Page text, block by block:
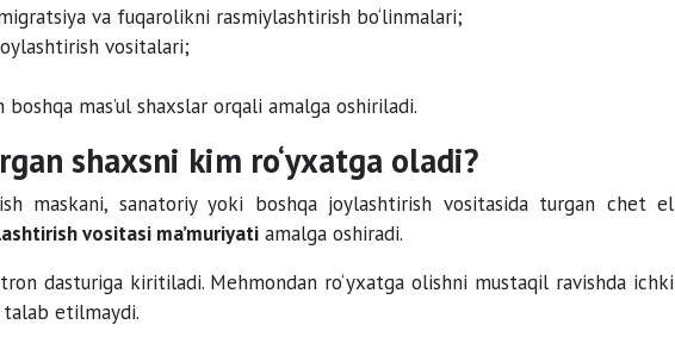
va fuqarolikni rasmiylashtirish bo‘linmalari;
vositalari;
mas’ul shaxslar orqali amalga oshiriladi.
shaxsni kim ro‘yxatga oladi?
maskani, sanatoriy yoki boshqa joylashtirish vositasida turgan chet el
vositasi ma’muriyati amalga oshiradi.
dasturiga kiritiladi. Mehmondan ro‘yxatga olishni mustaqil ravishda ichki
etilmaydi.